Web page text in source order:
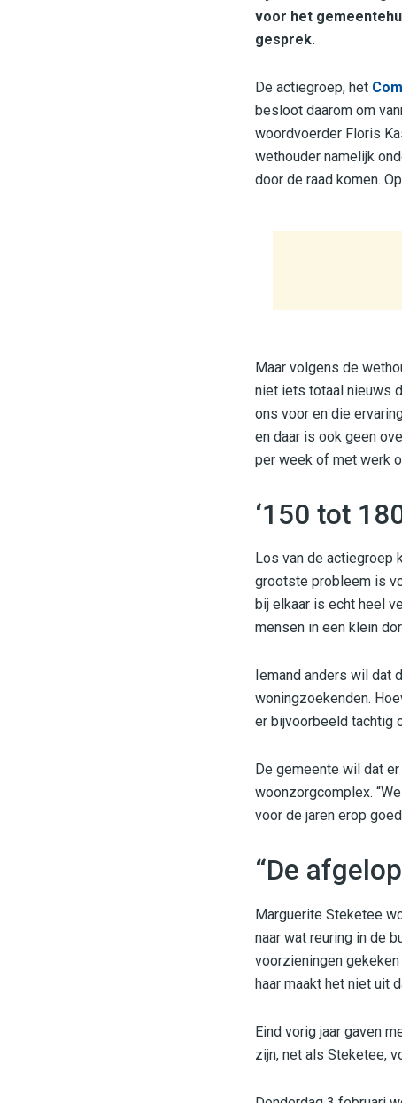
voor het
gesprek.
De actiegroep, het
besloot daarom om
woordvoerder Floris
wethouder namelijk
door de raad komen.
Maar volgens de
niet iets totaal nieuws
ons voor en die
en daar is ook geen
per week of met werk
‘150 tot
Los van de actiegroep
grootste probleem is
bij elkaar is echt heel
mensen in een klein
Iemand anders wil dat
woningzoekenden.
er bijvoorbeeld tachtig
De gemeente wil dat
woonzorgcomplex.
voor de jaren erop
“De
Marguerite Steketee
naar wat reuring in de
voorzieningen
haar maakt het niet uit
Eind vorig jaar gaven
zijn, net als Steketee,